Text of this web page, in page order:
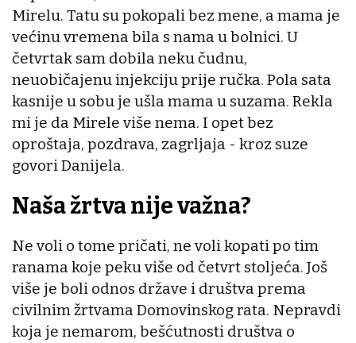
Mirelu. Tatu su pokopali bez mene, a mama je
većinu vremena bila s nama u bolnici. U
četvrtak sam dobila neku čudnu,
neuobičajenu injekciju prije ručka. Pola sata
kasnije u sobu je ušla mama u suzama. Rekla
mi je da Mirele više nema. I opet bez
oproštaja, pozdrava, zagrljaja - kroz suze
govori Danijela.
Naša žrtva nije važna?
Ne voli o tome pričati, ne voli kopati po tim
ranama koje peku više od četvrt stoljeća. Još
više je boli odnos države i društva prema
civilnim žrtvama Domovinskog rata. Nepravdi
koja je nemarom, bešćutnosti društva o